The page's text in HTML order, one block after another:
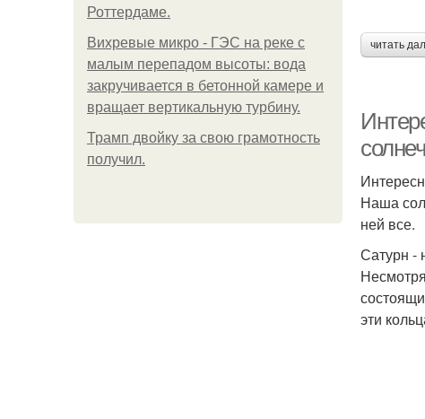
Роттердаме.
Вихревые микро - ГЭС на реке с
малым перепадом высоты: вода
закручивается в бетонной камере и
вращает вертикальную турбину.
Трамп двойку за свою грамотность
получил.
читать
Наша
ней все.
Сатурн -
эти